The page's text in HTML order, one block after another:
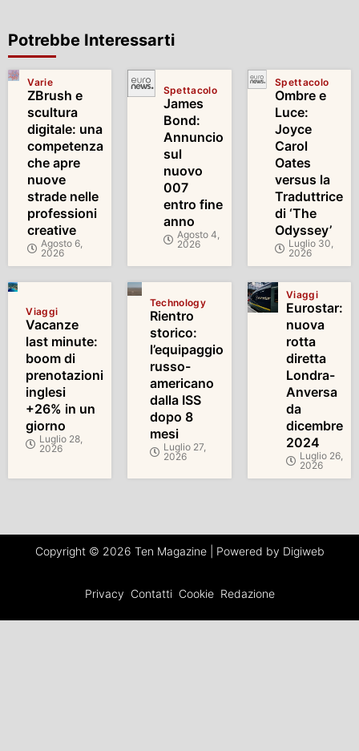
Potrebbe Interessarti
Varie
ZBrush e
scultura
digitale: una
competenza
che apre
nuove
strade nelle
professioni
creative
Agosto 6,
2026
Spettacolo
James
Bond:
Annuncio
sul
nuovo
007
entro fine
anno
Agosto 4,
2026
Spettacolo
Ombre e
Luce:
Joyce
Carol
Oates
versus la
Traduttrice
di ‘The
Odyssey’
Luglio 30,
2026
Viaggi
Vacanze
last minute:
boom di
prenotazioni
inglesi
+26% in un
giorno
Luglio 28,
2026
Technology
Rientro
storico:
l’equipaggio
russo-
americano
dalla ISS
dopo 8
mesi
Luglio 27,
2026
Viaggi
Eurostar:
nuova
rotta
diretta
Londra-
Anversa
da
dicembre
2024
Luglio 26,
2026
Copyright © 2026 Ten Magazine | Powered by Digiweb
Privacy Contatti Cookie Redazione